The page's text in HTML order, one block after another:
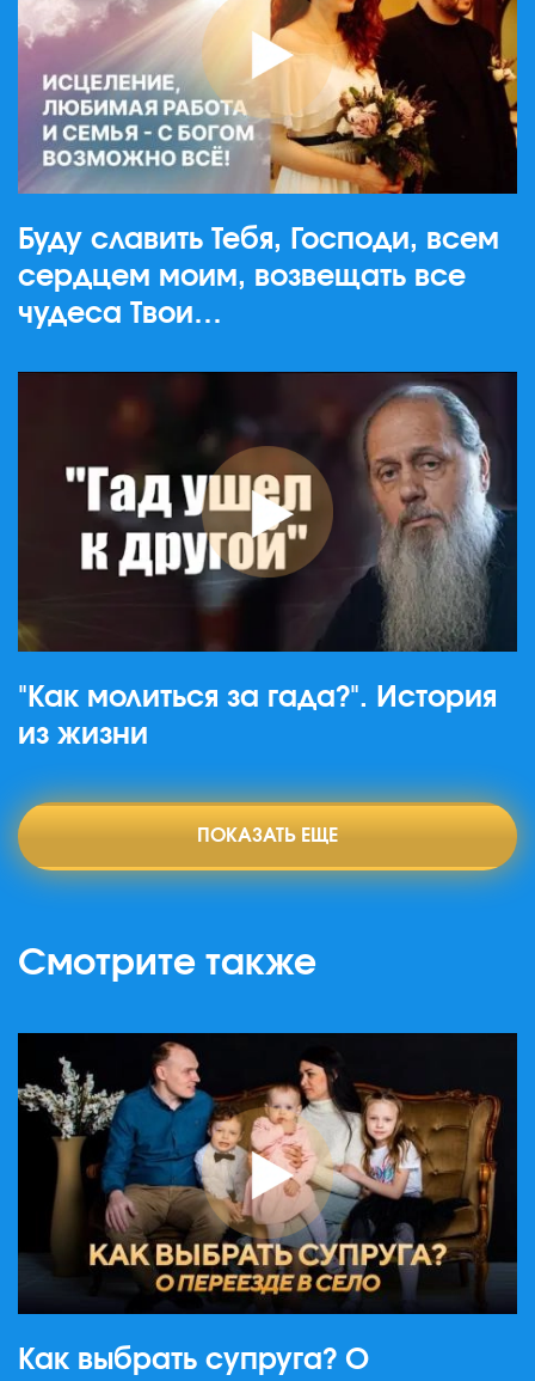
Буду славить Тебя, Господи, всем
сердцем моим, возвещать все
чудеса Твои…
"Как молиться за гада?". История
из жизни
ПОКАЗАТЬ ЕЩЕ
Смотрите также
Как выбрать супруга? О